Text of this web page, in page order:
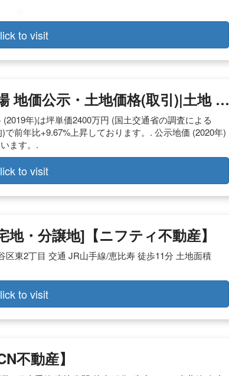
to visit
地価公示・土地価格(取引)|土地 …
年)は坪単価2400万円 (国土交通省の調査による
前年比+9.67%上昇しております。. 公示地価 (2020年)
ます。.
to visit
・分譲地]【ニフティ不動産】
東2丁目 交通 JR山手線/恵比寿 徒歩11分 土地面積
to visit
不動産】